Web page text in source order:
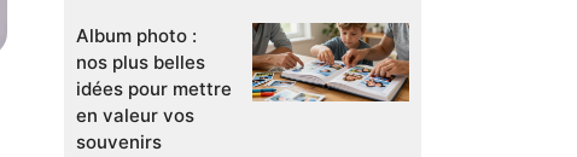
Album photo :
nos plus belles
idées pour mettre
en valeur vos
souvenirs